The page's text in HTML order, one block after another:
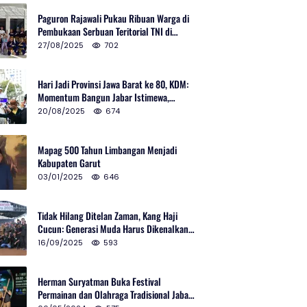
Paguron Rajawali Pukau Ribuan Warga di
Pembukaan Serbuan Teritorial TNI di
Cibatu
27/08/2025 702
Hari Jadi Provinsi Jawa Barat ke 80, KDM:
Momentum Bangun Jabar Istimewa,
Lembur di Urus Kota Ditata
20/08/2025 674
Mapag 500 Tahun Limbangan Menjadi
Kabupaten Garut
03/01/2025 646
Tidak Hilang Ditelan Zaman, Kang Haji
Cucun: Generasi Muda Harus Dikenalkan
Pencak Silat
16/09/2025 593
Herman Suryatman Buka Festival
Permainan dan Olahraga Tradisional Jabar